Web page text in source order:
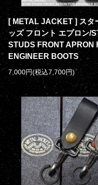
[ METAL JACKET ] スタ
ッズ フロント エプロン/
STUDS FRONT APRON
ENGINEER BOOTS
7,000円(税込7,700円)